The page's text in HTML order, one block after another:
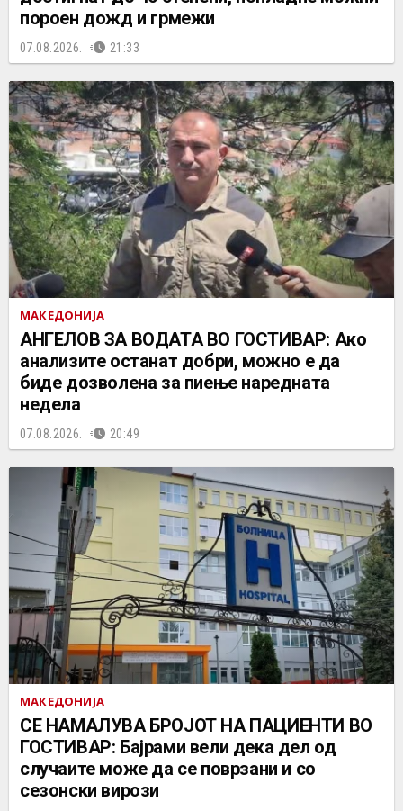
пороен дожд и грмежи
07.08.2026. 21:33
МАКЕДОНИЈА
АНГЕЛОВ ЗА ВОДАТА ВО ГОСТИВАР: Ако
анализите останат добри, можно е да
биде дозволена за пиење наредната
недела
07.08.2026. 20:49
МАКЕДОНИЈА
СЕ НАМАЛУВА БРОЈОТ НА ПАЦИЕНТИ ВО
ГОСТИВАР: Бајрами вели дека дел од
случаите може да се поврзани и со
сезонски вирози